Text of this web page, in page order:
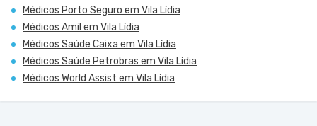
Médicos Porto Seguro em Vila Lídia
Médicos Amil em Vila Lídia
Médicos Saúde Caixa em Vila Lídia
Médicos Saúde Petrobras em Vila Lídia
Médicos World Assist em Vila Lídia